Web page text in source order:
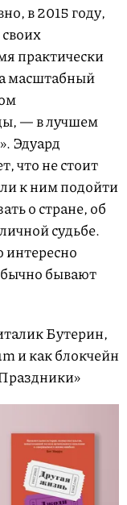
в 2015 году,
практически
масштабный
— в лучшем
Эдуард
что не стоит
к ним подойти
о стране, об
судьбе.
бывают
Бутерин,
и как блокчейн